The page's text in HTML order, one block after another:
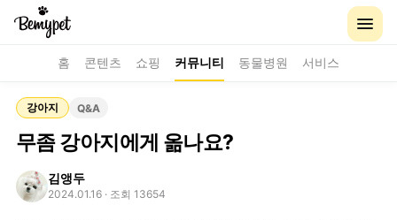
홈 콘텐츠 쇼핑 커뮤니티 동물병원 서비스
강아지 Q&A
무좀 강아지에게 옮나요?
김앵두
2024.01.16 · 조회 13654